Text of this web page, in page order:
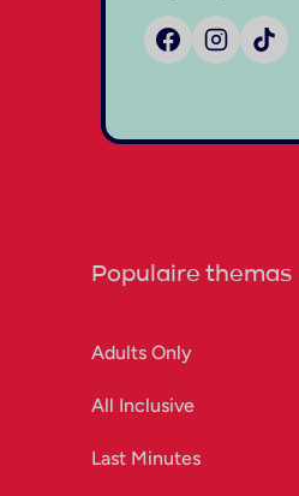
Populaire themas
Adults Only
All Inclusive
Last Minutes